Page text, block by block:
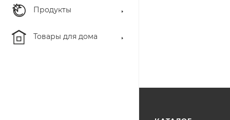
Продукты
Товары для дома